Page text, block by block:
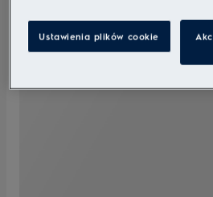
Ustawienia plików cookie